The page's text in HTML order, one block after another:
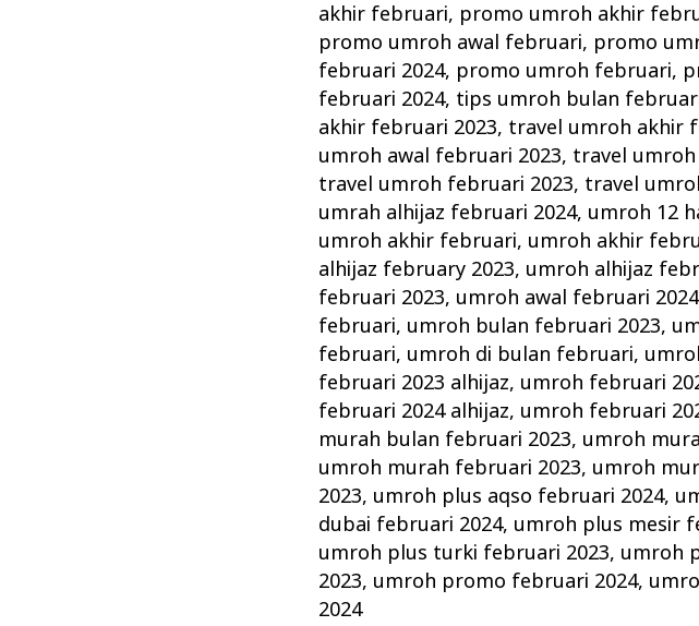
akhir februari, promo umroh akhir
promo umroh awal februari, promo
februari 2024, promo umroh februari,
februari 2024, tips umroh bulan
akhir februari 2023, travel umroh akhir
umroh awal februari 2023, travel
travel umroh februari 2023, travel
umrah alhijaz februari 2024, umroh 12
umroh akhir februari, umroh akhir
alhijaz february 2023, umroh alhijaz
februari 2023, umroh awal februari 2024
februari, umroh bulan februari 2023,
februari, umroh di bulan februari,
februari 2023 alhijaz, umroh februari
februari 2024 alhijaz, umroh februari
murah bulan februari 2023, umroh
umroh murah februari 2023, umroh
2023, umroh plus aqso februari 2024,
dubai februari 2024, umroh plus mesir
umroh plus turki februari 2023, umroh
2023, umroh promo februari 2024,
2024